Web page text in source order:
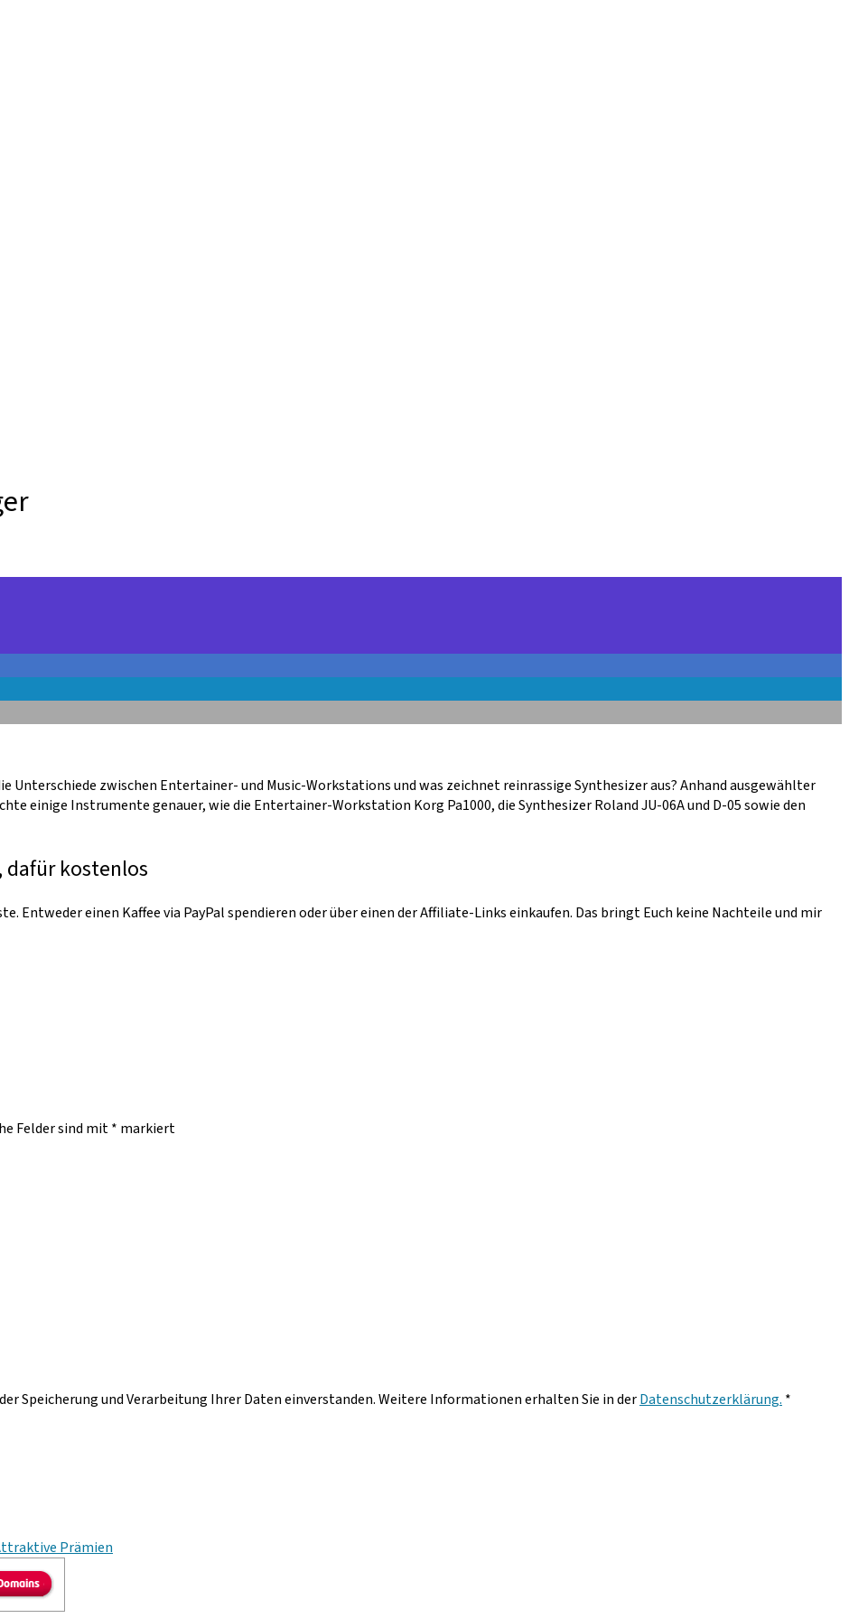
Unterschiede zwischen Entertainer- und Music-Workstations und was zeichnet reinrassige Synthesizer aus? Anhand ausgewählter
einige Instrumente genauer, wie die Entertainer-Workstation Korg Pa1000, die Synthesizer Roland JU-06A und D-05 sowie den
kostenlos
einen Kaffee via PayPal spendieren oder über einen der Affiliate-Links einkaufen. Das bringt Euch keine Nachteile und mir
Felder sind mit* markiert
Speicherung und Verarbeitung Ihrer Daten einverstanden. Weitere Informationen erhalten Sie in derDatenschutzerklärung. *